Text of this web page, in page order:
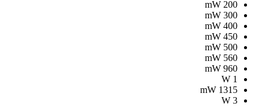
200
mW
300
mW
400
mW
450
mW
500
mW
560
mW
960
mW
1
W
1315
mW
3
W